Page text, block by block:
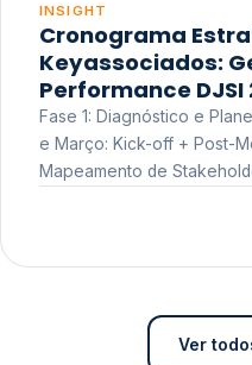
INSIGHT
Cronograma
Keyassociados:
Performance DJSI
Fase 1: Diagnóstico e
e Março: Kick-off + Post-
Mapeamento de
Ver